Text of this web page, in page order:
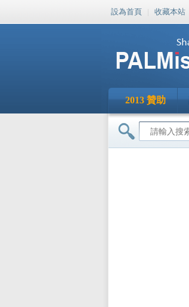
設為首頁 | 收藏本站
2013 贊助